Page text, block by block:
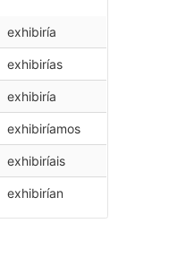
exhibiría
exhibirías
exhibiría
exhibiríamos
exhibiríais
exhibirían